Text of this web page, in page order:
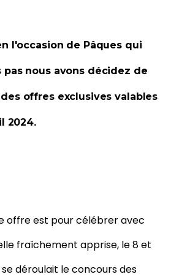
l'occasion de Pâques qui
pas nous avons décidez de
offres exclusives valables
2024.
offre est pour célébrer avec
fraîchement apprise, le 8 et
déroulait le concours des